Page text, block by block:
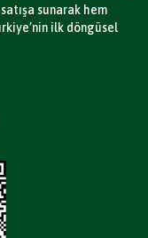
sunarak hem
ilk döngüsel